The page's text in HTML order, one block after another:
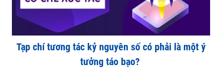
Tạp chí tương tác kỷ nguyên số có phải là một ý
tưởng táo bạo?